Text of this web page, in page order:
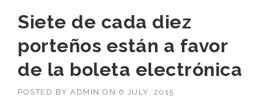
Siete de cada diez
porteños están a favor
de la boleta electrónica
POSTED BY ADMIN ON 6 JULY, 2015